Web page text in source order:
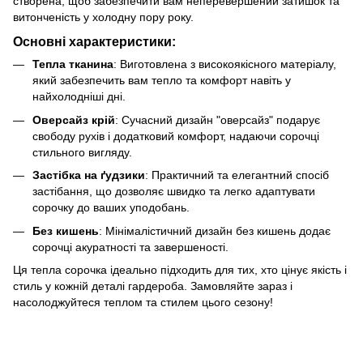
витонченість у холодну пору року.
Основні характеристики:
Тепла тканина: Виготовлена з високоякісного матеріалу,
який забезпечить вам тепло та комфорт навіть у
найхолодніші дні.
Оверсайз крій: Сучасний дизайн "оверсайз" подарує
свободу рухів і додатковий комфорт, надаючи сорочці
стильного вигляду.
Застібка на ґудзики: Практичний та елегантний спосіб
застібання, що дозволяє швидко та легко адаптувати
сорочку до ваших уподобань.
Без кишень: Мінімалістичний дизайн без кишень додає
сорочці акуратності та завершеності.
Ця тепла сорочка ідеально підходить для тих, хто цінує якість і
стиль у кожній деталі гардероба. Замовляйте зараз і
насолоджуйтеся теплом та стилем цього сезону!